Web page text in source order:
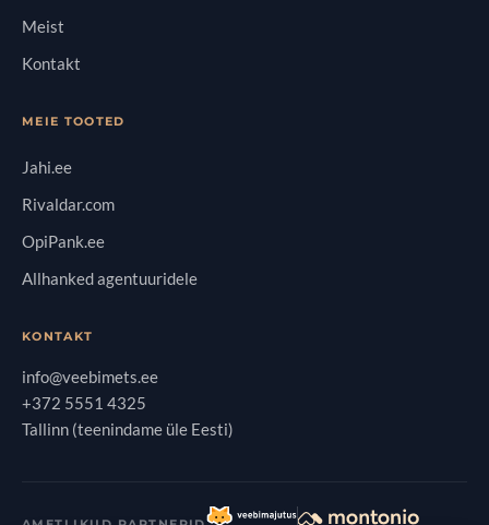
Meist
Kontakt
MEIE TOOTED
Jahi.ee
Rivaldar.com
OpiPank.ee
Allhanked agentuuridele
KONTAKT
info@veebimets.ee
+372 5551 4325
Tallinn (teenindame üle Eesti)